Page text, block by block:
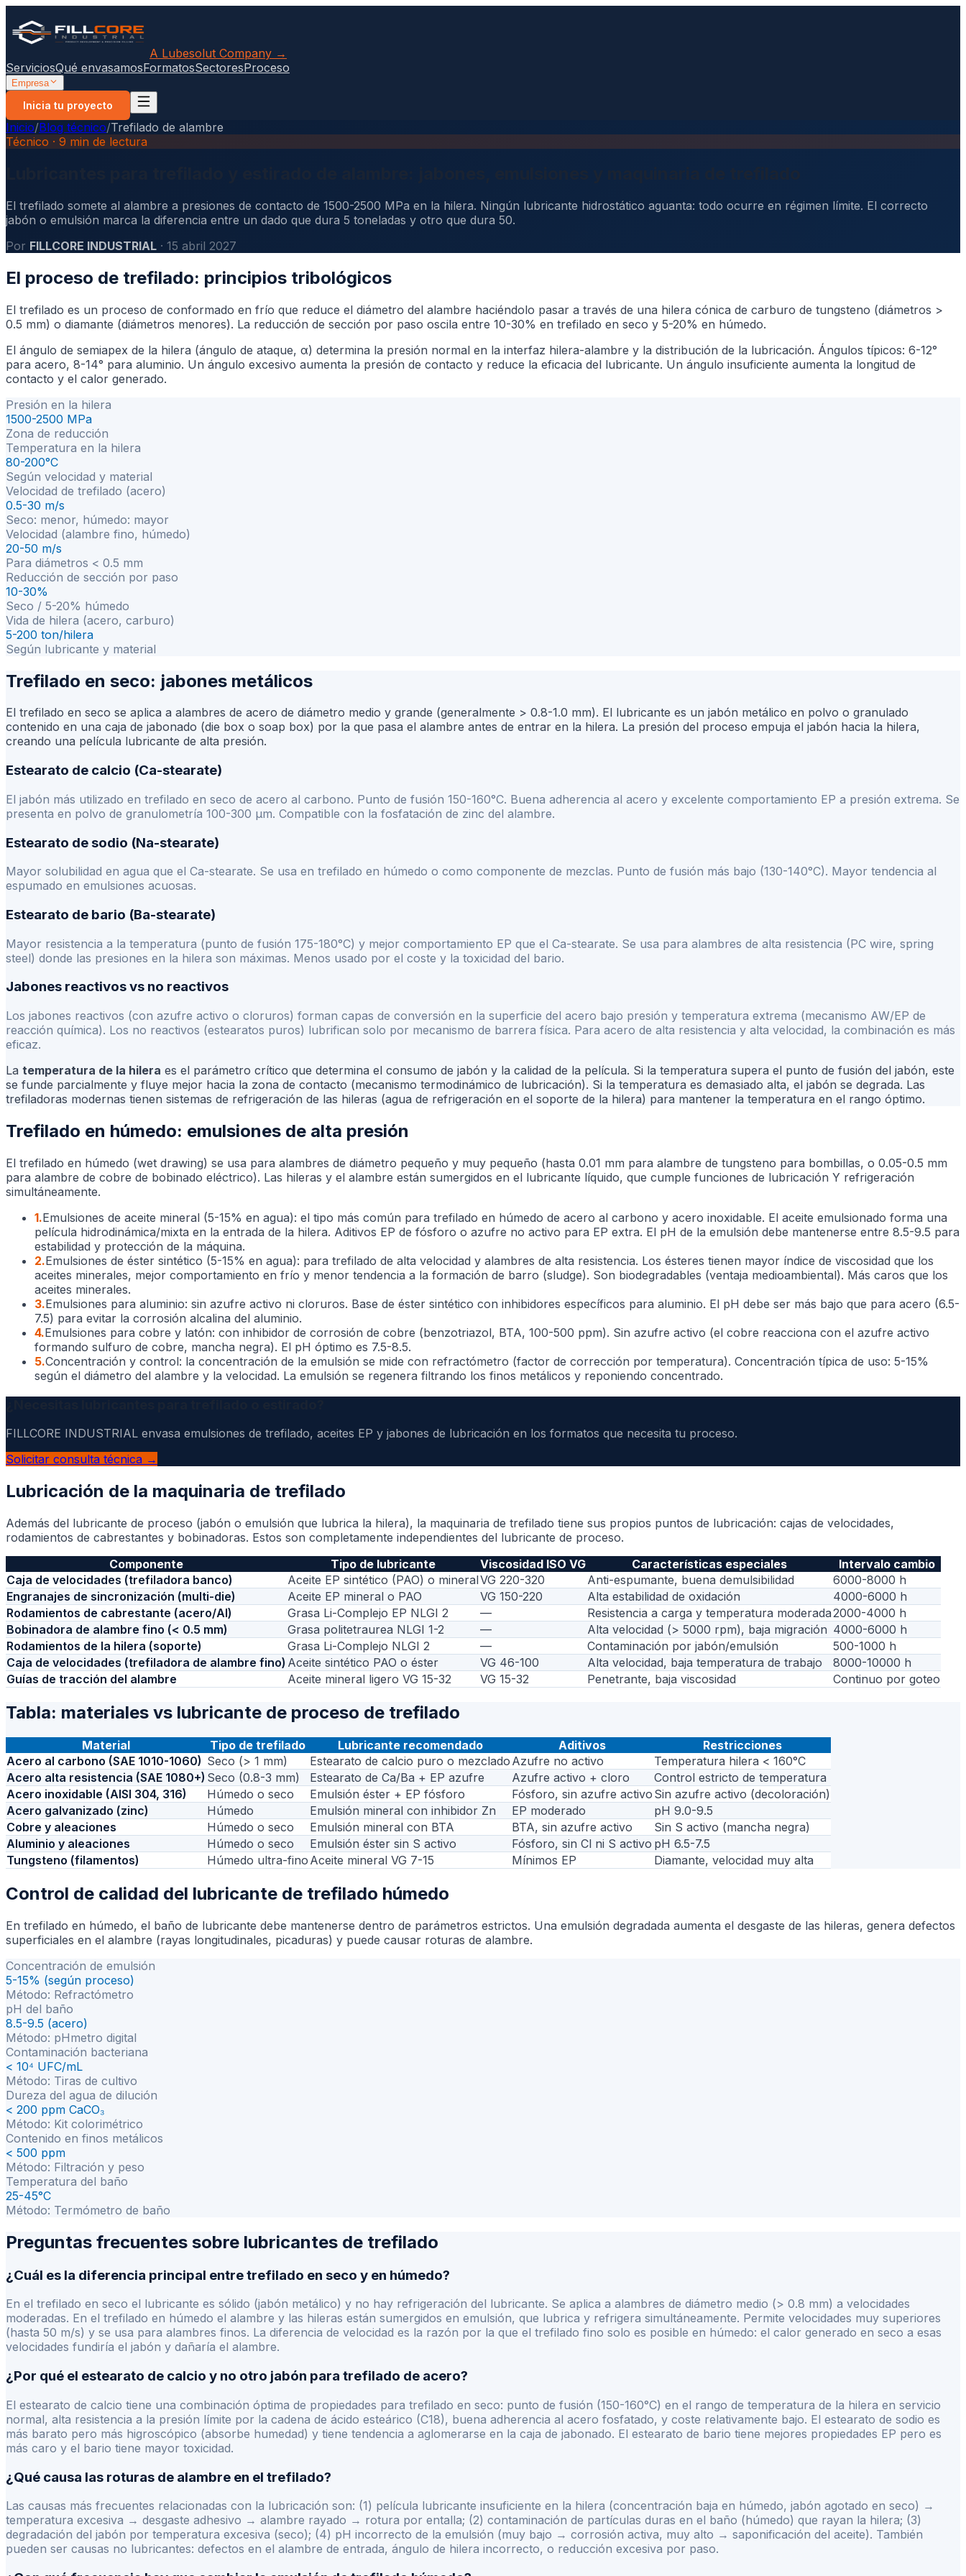
A Lubesolut Company →
ServiciosQué envasamosFormatosSectoresProceso
Empresa
Inicia tu proyecto
Inicio/Blog técnico/Trefilado de alambre
Técnico · 9 min de lectura
El trefilado somete al alambre a presiones de contacto de 1500-2500 MPa en la hilera. Ningún lubricante hidrostático aguanta: todo ocurre en régimen límite. El correcto
jabón o emulsión marca la diferencia entre un dado que dura 5 toneladas y otro que dura 50.
Por FILLCORE INDUSTRIAL · 15 abril 2027
El proceso de trefilado: principios tribológicos
El trefilado es un proceso de conformado en frío que reduce el diámetro del alambre haciéndolo pasar a través de una hilera cónica de carburo de tungsteno (diámetros >
0.5 mm) o diamante (diámetros menores). La reducción de sección por paso oscila entre 10-30% en trefilado en seco y 5-20% en húmedo.
El ángulo de semiapex de la hilera (ángulo de ataque, α) determina la presión normal en la interfaz hilera-alambre y la distribución de la lubricación. Ángulos típicos: 6-12°
para acero, 8-14° para aluminio. Un ángulo excesivo aumenta la presión de contacto y reduce la eficacia del lubricante. Un ángulo insuficiente aumenta la longitud de
contacto y el calor generado.
Presión en la hilera
1500-2500 MPa
Zona de reducción
Temperatura en la hilera
80-200°C
Según velocidad y material
Velocidad de trefilado (acero)
0.5-30 m/s
Seco: menor, húmedo: mayor
Velocidad (alambre fino, húmedo)
20-50 m/s
Para diámetros < 0.5 mm
Reducción de sección por paso
10-30%
Seco / 5-20% húmedo
Vida de hilera (acero, carburo)
5-200 ton/hilera
Según lubricante y material
Trefilado en seco: jabones metálicos
El trefilado en seco se aplica a alambres de acero de diámetro medio y grande (generalmente > 0.8-1.0 mm). El lubricante es un jabón metálico en polvo o granulado
contenido en una caja de jabonado (die box o soap box) por la que pasa el alambre antes de entrar en la hilera. La presión del proceso empuja el jabón hacia la hilera,
creando una película lubricante de alta presión.
Estearato de calcio (Ca-stearate)
El jabón más utilizado en trefilado en seco de acero al carbono. Punto de fusión 150-160°C. Buena adherencia al acero y excelente comportamiento EP a presión extrema. Se
presenta en polvo de granulometría 100-300 µm. Compatible con la fosfatación de zinc del alambre.
Estearato de sodio (Na-stearate)
Mayor solubilidad en agua que el Ca-stearate. Se usa en trefilado en húmedo o como componente de mezclas. Punto de fusión más bajo (130-140°C). Mayor tendencia al
espumado en emulsiones acuosas.
Estearato de bario (Ba-stearate)
Mayor resistencia a la temperatura (punto de fusión 175-180°C) y mejor comportamiento EP que el Ca-stearate. Se usa para alambres de alta resistencia (PC wire, spring
steel) donde las presiones en la hilera son máximas. Menos usado por el coste y la toxicidad del bario.
Jabones reactivos vs no reactivos
Los jabones reactivos (con azufre activo o cloruros) forman capas de conversión en la superficie del acero bajo presión y temperatura extrema (mecanismo AW/EP de
reacción química). Los no reactivos (estearatos puros) lubrifican solo por mecanismo de barrera física. Para acero de alta resistencia y alta velocidad, la combinación es más
eficaz.
La temperatura de la hilera es el parámetro crítico que determina el consumo de jabón y la calidad de la película. Si la temperatura supera el punto de fusión del jabón, este
se funde parcialmente y fluye mejor hacia la zona de contacto (mecanismo termodinámico de lubricación). Si la temperatura es demasiado alta, el jabón se degrada. Las
trefiladoras modernas tienen sistemas de refrigeración de las hileras (agua de refrigeración en el soporte de la hilera) para mantener la temperatura en el rango óptimo.
Trefilado en húmedo: emulsiones de alta presión
El trefilado en húmedo (wet drawing) se usa para alambres de diámetro pequeño y muy pequeño (hasta 0.01 mm para alambre de tungsteno para bombillas, o 0.05-0.5 mm
para alambre de cobre de bobinado eléctrico). Las hileras y el alambre están sumergidos en el lubricante líquido, que cumple funciones de lubricación Y refrigeración
simultáneamente.
1.Emulsiones de aceite mineral (5-15% en agua): el tipo más común para trefilado en húmedo de acero al carbono y acero inoxidable. El aceite emulsionado forma una
película hidrodinámica/mixta en la entrada de la hilera. Aditivos EP de fósforo o azufre no activo para EP extra. El pH de la emulsión debe mantenerse entre 8.5-9.5 para
estabilidad y protección de la máquina.
2.Emulsiones de éster sintético (5-15% en agua): para trefilado de alta velocidad y alambres de alta resistencia. Los ésteres tienen mayor índice de viscosidad que los
aceites minerales, mejor comportamiento en frío y menor tendencia a la formación de barro (sludge). Son biodegradables (ventaja medioambiental). Más caros que los
aceites minerales.
3.Emulsiones para aluminio: sin azufre activo ni cloruros. Base de éster sintético con inhibidores específicos para aluminio. El pH debe ser más bajo que para acero (6.5-
7.5) para evitar la corrosión alcalina del aluminio.
4.Emulsiones para cobre y latón: con inhibidor de corrosión de cobre (benzotriazol, BTA, 100-500 ppm). Sin azufre activo (el cobre reacciona con el azufre activo
formando sulfuro de cobre, mancha negra). El pH óptimo es 7.5-8.5.
5.Concentración y control: la concentración de la emulsión se mide con refractómetro (factor de corrección por temperatura). Concentración típica de uso: 5-15%
según el diámetro del alambre y la velocidad. La emulsión se regenera filtrando los finos metálicos y reponiendo concentrado.
FILLCORE INDUSTRIAL envasa emulsiones de trefilado, aceites EP y jabones de lubricación en los formatos que necesita tu proceso.
Solicitar consulta técnica →
Lubricación de la maquinaria de trefilado
Además del lubricante de proceso (jabón o emulsión que lubrica la hilera), la maquinaria de trefilado tiene sus propios puntos de lubricación: cajas de velocidades,
rodamientos de cabrestantes y bobinadoras. Estos son completamente independientes del lubricante de proceso.
Componente
Tipo de lubricante Viscosidad ISO VG Características especiales
Intervalo cambio
Caja de velocidades (trefiladora banco)
Aceite EP sintético (PAO) o mineralVG 220-320 Anti-espumante, buena demulsibilidad
6000-8000 h
Engranajes de sincronización (multi-die)
Aceite EP mineral o PAO VG 150-220 Alta estabilidad de oxidación
4000-6000 h
Rodamientos de cabrestante (acero/Al)
Grasa Li-Complejo EP NLGI 2 — Resistencia a carga y temperatura moderada2000-4000 h
Bobinadora de alambre fino (< 0.5 mm)
Grasa politetraurea NLGI 1-2 — Alta velocidad (> 5000 rpm), baja migración 4000-6000 h
Rodamientos de la hilera (soporte)
Grasa Li-Complejo NLGI 2 — Contaminación por jabón/emulsión
500-1000 h
Caja de velocidades (trefiladora de alambre fino) Aceite sintético PAO o éster VG 46-100 Alta velocidad, baja temperatura de trabajo
8000-10000 h
Guías de tracción del alambre
Aceite mineral ligero VG 15-32 VG 15-32 Penetrante, baja viscosidad Continuo por goteo
Tabla: materiales vs lubricante de proceso de trefilado
Material Tipo de trefilado Lubricante recomendado Aditivos
Restricciones
Acero al carbono (SAE 1010-1060) Seco (> 1 mm) Estearato de calcio puro o mezclado Azufre no activo
Temperatura hilera < 160°C
Acero alta resistencia (SAE 1080+) Seco (0.8-3 mm) Estearato de Ca/Ba + EP azufre Azufre activo + cloro
Control estricto de temperatura
Acero inoxidable (AISI 304, 316)
Húmedo o seco Emulsión éster + EP fósforo Fósforo, sin azufre activo Sin azufre activo (decoloración)
Acero galvanizado (zinc)
Húmedo Emulsión mineral con inhibidor Zn EP moderado
pH 9.0-9.5
Cobre y aleaciones
Húmedo o seco Emulsión mineral con BTA BTA, sin azufre activo
Sin S activo (mancha negra)
Aluminio y aleaciones
Húmedo o seco Emulsión éster sin S activo Fósforo, sin Cl ni S activo pH 6.5-7.5
Tungsteno (filamentos)
Húmedo ultra-fino Aceite mineral VG 7-15 Mínimos EP Diamante, velocidad muy alta
Control de calidad del lubricante de trefilado húmedo
En trefilado en húmedo, el baño de lubricante debe mantenerse dentro de parámetros estrictos. Una emulsión degradada aumenta el desgaste de las hileras, genera defectos
superficiales en el alambre (rayas longitudinales, picaduras) y puede causar roturas de alambre.
Concentración de emulsión
5-15% (según proceso)
Método: Refractómetro
pH del baño
8.5-9.5 (acero)
Método: pHmetro digital
Contaminación bacteriana
< 10⁴ UFC/mL
Método: Tiras de cultivo
Dureza del agua de dilución
< 200 ppm CaCO₃
Método: Kit colorimétrico
Contenido en finos metálicos
< 500 ppm
Método: Filtración y peso
Temperatura del baño
25-45°C
Método: Termómetro de baño
Preguntas frecuentes sobre lubricantes de trefilado
¿Cuál es la diferencia principal entre trefilado en seco y en húmedo?
En el trefilado en seco el lubricante es sólido (jabón metálico) y no hay refrigeración del lubricante. Se aplica a alambres de diámetro medio (> 0.8 mm) a velocidades
moderadas. En el trefilado en húmedo el alambre y las hileras están sumergidos en emulsión, que lubrica y refrigera simultáneamente. Permite velocidades muy superiores
(hasta 50 m/s) y se usa para alambres finos. La diferencia de velocidad es la razón por la que el trefilado fino solo es posible en húmedo: el calor generado en seco a esas
velocidades fundiría el jabón y dañaría el alambre.
¿Por qué el estearato de calcio y no otro jabón para trefilado de acero?
El estearato de calcio tiene una combinación óptima de propiedades para trefilado en seco: punto de fusión (150-160°C) en el rango de temperatura de la hilera en servicio
normal, alta resistencia a la presión límite por la cadena de ácido esteárico (C18), buena adherencia al acero fosfatado, y coste relativamente bajo. El estearato de sodio es
más barato pero más higroscópico (absorbe humedad) y tiene tendencia a aglomerarse en la caja de jabonado. El estearato de bario tiene mejores propiedades EP pero es
más caro y el bario tiene mayor toxicidad.
¿Qué causa las roturas de alambre en el trefilado?
Las causas más frecuentes relacionadas con la lubricación son: (1) película lubricante insuficiente en la hilera (concentración baja en húmedo, jabón agotado en seco) →
temperatura excesiva → desgaste adhesivo → alambre rayado → rotura por entalla; (2) contaminación de partículas duras en el baño (húmedo) que rayan la hilera; (3)
degradación del jabón por temperatura excesiva (seco); (4) pH incorrecto de la emulsión (muy bajo → corrosión activa, muy alto → saponificación del aceite). También
pueden ser causas no lubricantes: defectos en el alambre de entrada, ángulo de hilera incorrecto, o reducción excesiva por paso.